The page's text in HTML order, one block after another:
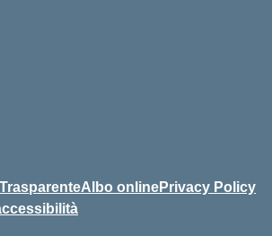
Albo onlinePrivacy Policy